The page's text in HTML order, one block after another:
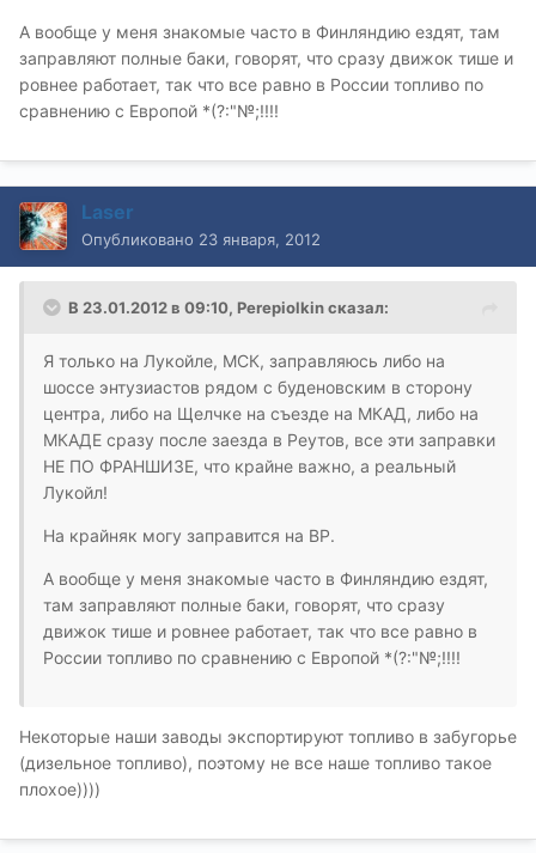
А вообще у меня знакомые часто в Финляндию ездят, там
заправляют полные баки, говорят, что сразу движок тише и
ровнее работает, так что все равно в России топливо по
сравнению с Европой *(?:"№;!!!!
Laser
Опубликовано 23 января, 2012
В 23.01.2012 в 09:10, Perepiolkin сказал:
Я только на Лукойле, МСК, заправляюсь либо на
шоссе энтузиастов рядом с буденовским в сторону
центра, либо на Щелчке на съезде на МКАД, либо на
МКАДЕ сразу после заезда в Реутов, все эти заправки
НЕ ПО ФРАНШИЗЕ, что крайне важно, а реальный
Лукойл!
На крайняк могу заправится на BP.
А вообще у меня знакомые часто в Финляндию ездят,
там заправляют полные баки, говорят, что сразу
движок тише и ровнее работает, так что все равно в
России топливо по сравнению с Европой *(?:"№;!!!!
Некоторые наши заводы экспортируют топливо в забугорье
(дизельное топливо), поэтому не все наше топливо такое
плохое))))